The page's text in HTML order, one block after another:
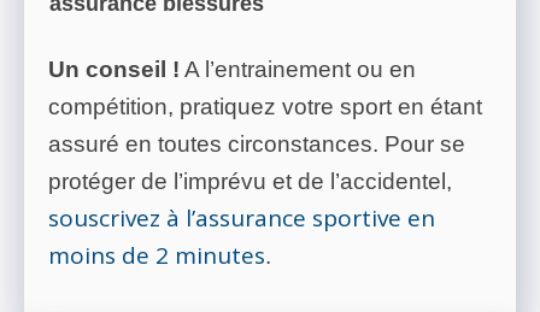
Un conseil ! A l’entrainement ou en
compétition, pratiquez votre sport en étant
assuré en toutes circonstances. Pour se
protéger de l’imprévu et de l’accidentel,
souscrivez à l’assurance sportive en
moins de 2 minutes.